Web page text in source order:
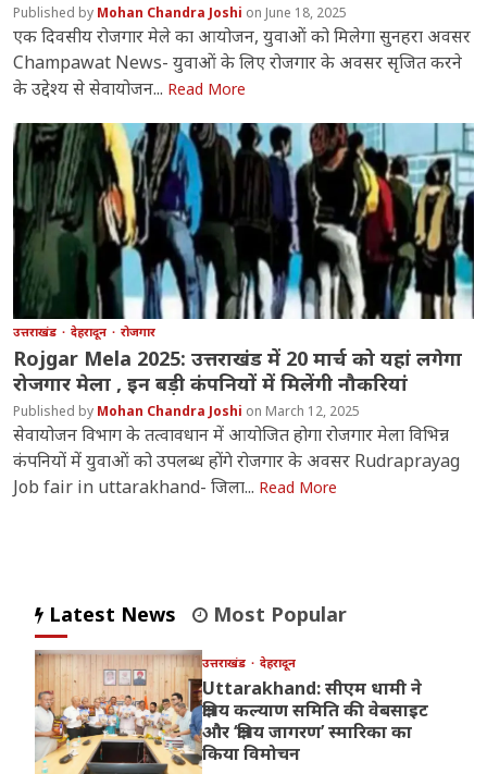
Mohan Chandra Joshi June 18, 2025
एक दिवसीय रोजगार मेले का आयोजन, युवाओं को मिलेगा सुनहरा अवसर
Champawat News- युवाओं के लिए रोजगार के अवसर सृजित करने
के उद्देश्य से सेवायोजन... Read More
उत्तराखंड देहरादून रोजगार
Rojgar Mela 2025: उत्तराखंड में 20 मार्च को यहां लगेगा
रोजगार मेला , इन बड़ी कंपनियों में मिलेंगी नौकरियां
Mohan Chandra Joshi March 12, 2025
सेवायोजन विभाग के तत्वावधान में आयोजित होगा रोजगार मेला विभिन्न
कंपनियों में युवाओं को उपलब्ध होंगे रोजगार के अवसर Rudraprayag
Job fair in uttarakhand- जिला... Read More
Latest News Most Popular
उत्तराखंड देहरादून
Uttarakhand: सीएम धामी ने
क्षत्रिय कल्याण समिति की वेबसाइट
और ‘क्षत्रिय जागरण’ स्मारिका का
किया विमोचन